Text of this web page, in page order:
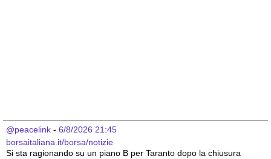
@peacelink - 6/8/2026 21:45
borsaitaliana.it/borsa/notizie
Si sta ragionando su un piano B per Taranto dopo la chiusura